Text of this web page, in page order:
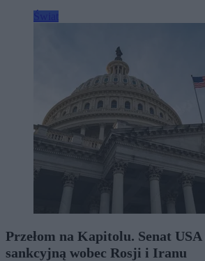
Przełom na Kapitolu. Senat
sankcyjną wobec Rosji i Iranu